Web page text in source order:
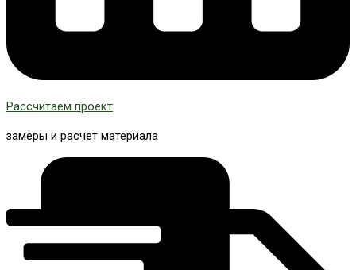
Рассчитаем проект
замеры и расчет материала